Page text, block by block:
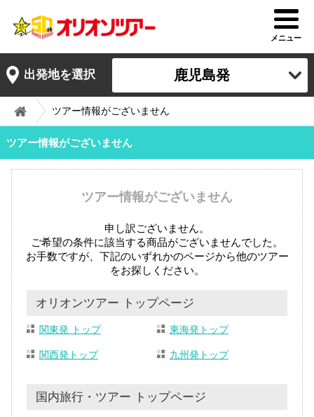
メニュー
出発地を選択 鹿児島発
ツアー情報がございません
ツアー情報がございません
ツアー情報がございません
申し訳ございません。
ご希望の条件に該当する商品がございませんでした。
お手数ですが、下記のいずれかのページから他のツアー
をお探しください。
オリオンツアー トップページ
関東発 トップ 東海発トップ
関西発トップ 九州発トップ
国内旅行・ツアー トップページ